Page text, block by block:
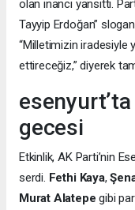
olan inancı yansıttı.
Tayyip Erdoğan”
“Milletimizin iradesiyle
ettireceğiz,” diyerek
gecesi
Etkinlik, AK Parti’nin
serdi. Fethi Kaya,
Murat Alatepe gibi